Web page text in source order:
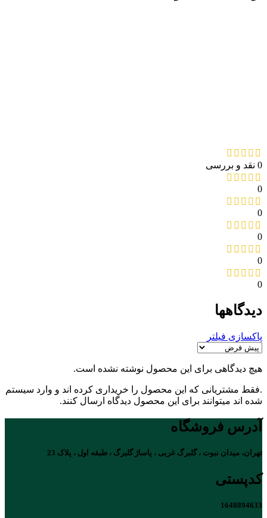
0 نقد و بررسی
0
0
0
0
0
دیدگاهها
پاکسازی فیلتر
هیچ دیدگاهی برای این محصول نوشته نشده است.
.فقط مشتریانی که این محصول را خریداری کرده اند و وارد سیستم
شده اند میتوانند برای این محصول دیدگاه ارسال کنند.
آدرس فروشگاه
تهران، میدان نبوت ، گلبرگ غربی ، پاساژ گلبرگ ، طبقه اول ، پلاک 23
کدپستی
1648894633